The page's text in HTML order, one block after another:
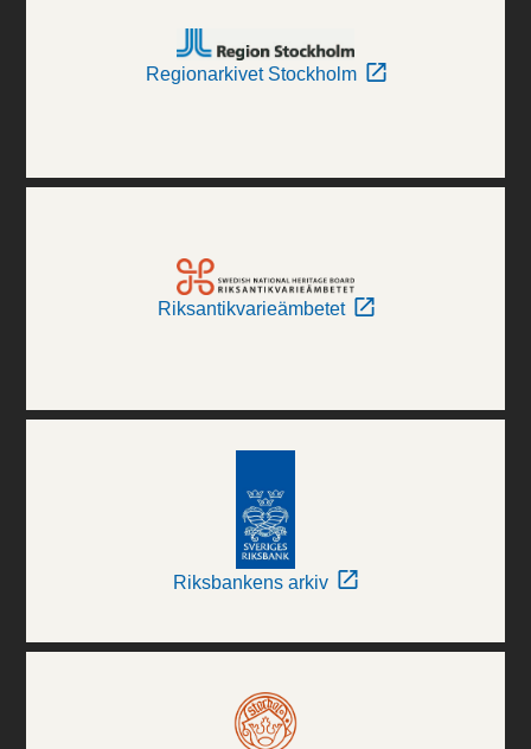
Regionarkivet Stockholm
Riksantikvarieämbetet
Riksbankens arkiv